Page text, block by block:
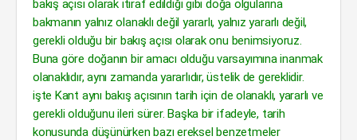
bakış açısı olarak itiraf edildiği gibi doğa olgularına
bakmanın yalnız olanaklı değil yararlı, yalnız yararlı değil,
gerekli olduğu bir bakış açısı olarak onu benimsiyoruz.
Buna göre doğanın bir amacı olduğu varsayımına inanmak
olanaklıdır, aynı zamanda yararlıdır, üstelik de gereklidir.
işte Kant aynı bakış açısının tarih için de olanaklı, yararlı ve
gerekli olduğunu ileri sürer. Başka bir ifadeyle, tarih
konusunda düşünürken bazı ereksel benzetmeler